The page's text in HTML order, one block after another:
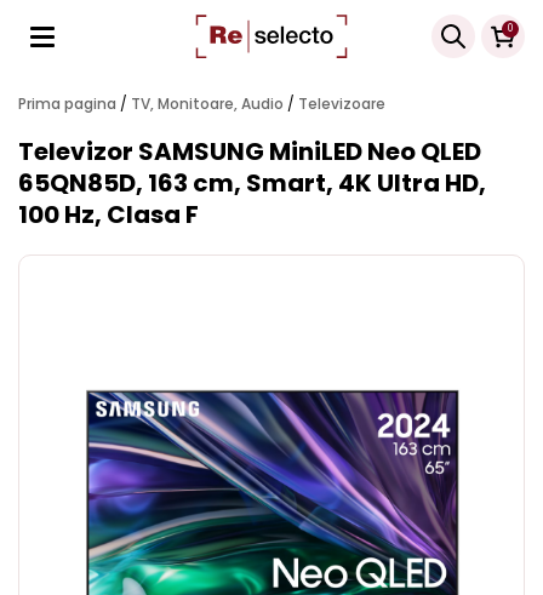
0
Products
search
Prima pagina / TV, Monitoare, Audio / Televizoare
Televizor SAMSUNG MiniLED Neo QLED
65QN85D, 163 cm, Smart, 4K Ultra HD,
100 Hz, Clasa F